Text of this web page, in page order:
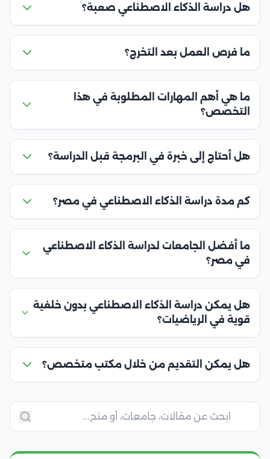
هل دراسة الذكاء الاصطناعي صعبة؟
ما فرص العمل بعد التخرج؟
ما هي أهم المهارات المطلوبة في هذا
التخصص؟
هل أحتاج إلى خبرة في البرمجة قبل الدراسة؟
كم مدة دراسة الذكاء الاصطناعي في مصر؟
ما أفضل الجامعات لدراسة الذكاء الاصطناعي
في مصر؟
هل يمكن دراسة الذكاء الاصطناعي بدون خلفية
قوية في الرياضيات؟
هل يمكن التقديم من خلال مكتب متخصص؟